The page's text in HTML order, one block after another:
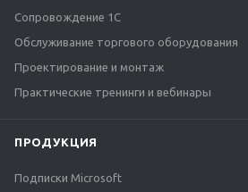
Сопровождение 1С
Обслуживание торгового оборудования
Проектирование и монтаж
Практические тренинги и вебинары
ПРОДУКЦИЯ
Подписки Microsoft